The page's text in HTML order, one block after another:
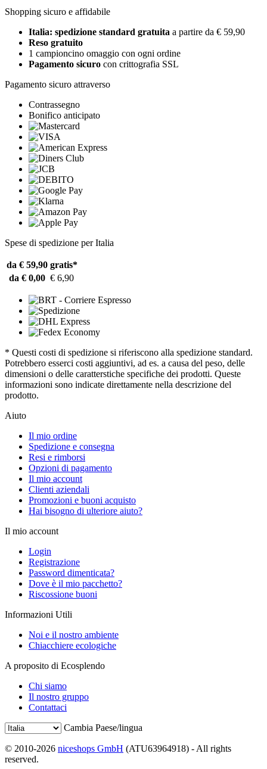
Shopping sicuro e affidabile
Italia: spedizione standard gratuita a partire da € 59,90
Reso gratuito
1 campioncino omaggio con ogni ordine
Pagamento sicuro con crittografia SSL
Pagamento sicuro attraverso
Contrassegno
Bonifico anticipato
Spese di spedizione per Italia
da € 59,90 gratis*
da € 0,00 € 6,90
* Questi costi di spedizione si riferiscono alla spedizione standard.
Potrebbero esserci costi aggiuntivi, ad es. a causa del peso, delle
dimensioni o delle caratterstiche specifiche dei prodotti. Queste
informazioni sono indicate direttamente nella descrizione del
prodotto.
Aiuto
Il mio ordine
Spedizione e consegna
Resi e rimborsi
Opzioni di pagamento
Il mio account
Clienti aziendali
Promozioni e buoni acquisto
Hai bisogno di ulteriore aiuto?
Il mio account
Login
Registrazione
Password dimenticata?
Dove è il mio pacchetto?
Riscossione buoni
Informazioni Utili
Noi e il nostro ambiente
Chiacchiere ecologiche
A proposito di Ecosplendo
Chi siamo
Il nostro gruppo
Contattaci
Cambia Paese/lingua
© 2010-2026 niceshops GmbH (ATU63964918) - All rights
reserved.